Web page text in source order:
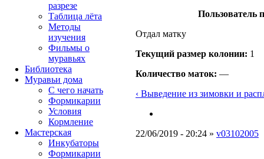
Пользователь
Отдал матку
Текущий размер кoлонии: 1
Количество маток: —
‹ Выведение из зимовки и
22/06/2019 - 20:24 » v03102005
разрезе
Таблица лёта
Методы
изучения
Фильмы о
муравьях
Библиотека
Муравьи дома
С чего начать
Формикарии
Условия
Кормление
Мастерская
Инкубаторы
Формикарии